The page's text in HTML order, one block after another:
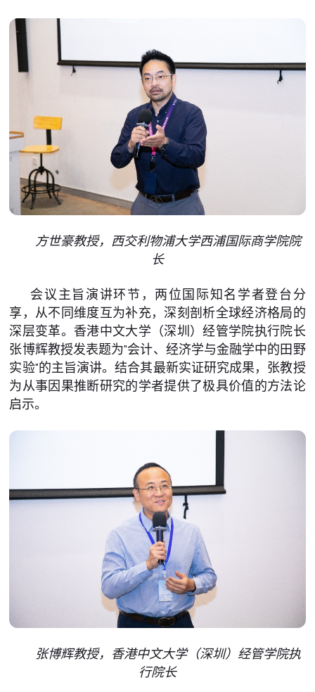
方世豪教授，西交利物浦大学西浦国际商学院院
长
会议主旨演讲环节，两位国际知名学者登台分
享，从不同维度互为补充，深刻剖析全球经济格局的
深层变革。香港中文大学（深圳）经管学院执行院长
张博辉教授发表题为"会计、经济学与金融学中的田野
实验"的主旨演讲。结合其最新实证研究成果，张教授
为从事因果推断研究的学者提供了极具价值的方法论
启示。
张博辉教授，香港中文大学（深圳）经管学院执
行院长